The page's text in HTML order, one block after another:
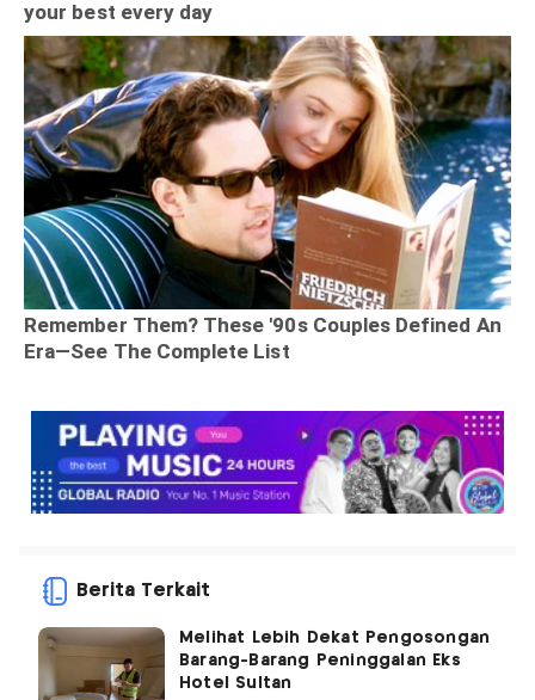
Berita Terkait
Melihat Lebih Dekat Pengosongan
Barang-Barang Peninggalan Eks
Hotel Sultan